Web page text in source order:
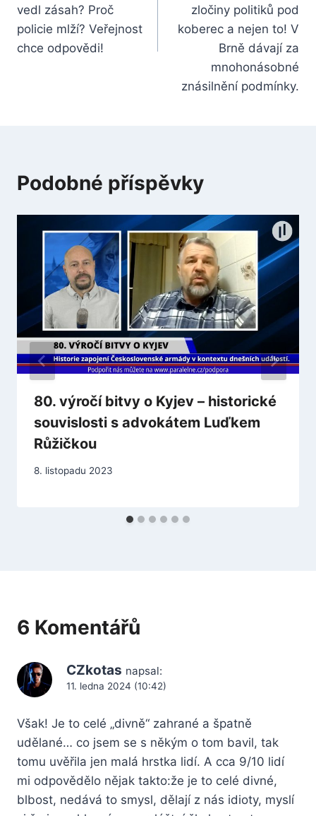
vedl zásah? Proč
policie mlží? Veřejnost
chce odpovědi!
zločiny politiků pod
koberec a nejen to! V
Brně dávají za
mnohonásobné
znásilnění podmínky.
Podobné příspěvky
80. výročí bitvy o Kyjev – historické
souvislosti s advokátem Luďkem
Růžičkou
8. listopadu 2023
6 Komentářů
CZkotas napsal:
11. ledna 2024 (10:42)
Však! Je to celé „divně“ zahrané a špatně
udělané… co jsem se s někým o tom bavil, tak
tomu uvěřila jen malá hrstka lidí. A cca 9/10 lidí
mi odpovědělo nějak takto:že je to celé divné,
blbost, nedává to smysl, dělají z nás idioty, myslí